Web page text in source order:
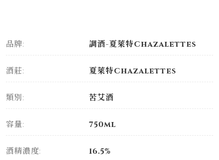
品牌: 調酒-夏萊特Chazalettes
酒莊: 夏萊特Chazalettes
類別: 苦艾酒
容量: 750ml
酒精濃度: 16.5%